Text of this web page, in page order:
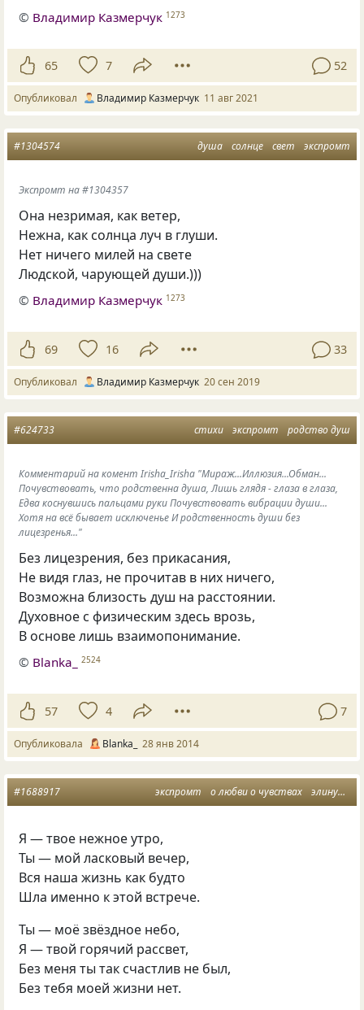
© Владимир Казмерчук 1273
65 7 52
Опубликовал Владимир Казмерчук 11 авг 2021
душа солнце свет экспромт
#1304574
Экспромт на #1304357
Она незримая, как ветер,
Нежна, как солнца луч в глуши.
Нет ничего милей на свете
Людской, чарующей души.)))
© Владимир Казмерчук 1273
69 16 33
Опубликовал Владимир Казмерчук 20 сен 2019
стихи экспромт родство душ
#624733
Комментарий на комент Irisha_Irisha "Мираж...Иллюзия...Обман...
Почувствовать, что родственна душа, Лишь глядя - глаза в глаза,
Едва коснувшись пальцами руки Почувствовать вибрации души...
Хотя на всё бывает исключенье И родственность души без
лицезренья..."
Без лицезрения, без прикасания,
Не видя глаз, не прочитав в них ничего,
Возможна близость душ на расстоянии.
Духовное с физическим здесь врозь,
В основе лишь взаимопонимание.
© Blanka_ 2524
57 4 7
Опубликовала Blanka_ 28 янв 2014
экспромт о любви о чувствах элинушка
#1688917
Я — твое нежное утро,
Ты — мой ласковый вечер,
Вся наша жизнь как будто
Шла именно к этой встрече.
Ты — моё звёздное небо,
Я — твой горячий рассвет,
Без меня ты так счастлив не был,
Без тебя моей жизни нет.